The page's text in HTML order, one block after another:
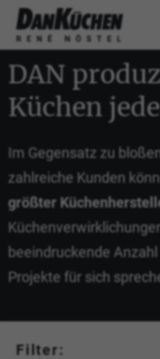
DAN
Küchen
Im Gegensatz zu
zahlreiche Kunden
größter
beeindruckende
Projekte für sich
Filter: